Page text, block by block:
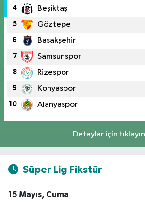
4 Beşiktaş
5 Göztepe
6 Başakşehir
7 Samsunspor
8 Rizespor
9 Konyaspor
10 Alanyaspor
Detaylar için tıklayın
Süper Lig Fikstür
15 Mayıs, Cuma